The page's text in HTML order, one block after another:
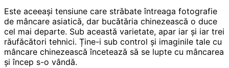
Este aceeași tensiune care străbate întreaga fotografie
de mâncare asiatică, dar bucătăria chinezească o duce
cel mai departe. Sub această varietate, apar iar și iar trei
răufăcători tehnici. Ține-i sub control și imaginile tale cu
mâncare chinezească încetează să se lupte cu mâncarea
și încep s-o vândă.